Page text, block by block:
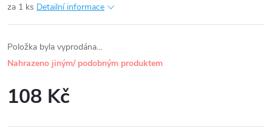
za 1 ks Detailní informace
Položka byla vyprodána…
Nahrazeno jiným/ podobným produktem
108 Kč
cena: